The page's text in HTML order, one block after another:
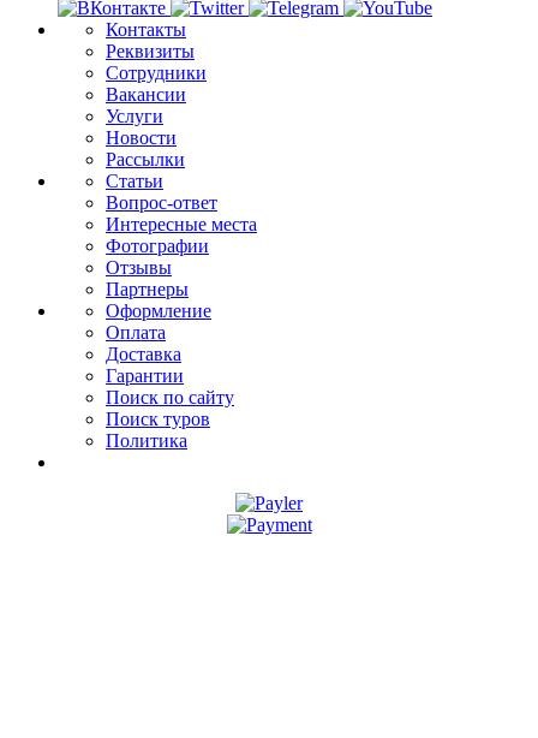
Контакты
Реквизиты
Сотрудники
Вакансии
Услуги
Новости
Рассылки
Статьи
Вопрос-ответ
Интересные места
Фотографии
Отзывы
Партнеры
Оформление
Оплата
Доставка
Гарантии
Поиск по сайту
Поиск туров
Политика